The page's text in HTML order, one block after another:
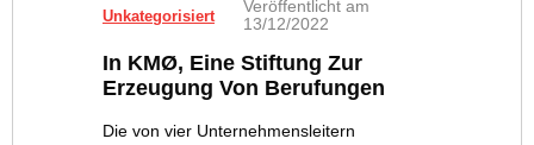
Unkategorisiert
Veröffentlicht am
13/12/2022
In KMØ, Eine Stiftung Zur
Erzeugung Von Berufungen
Die von vier Unternehmensleitern